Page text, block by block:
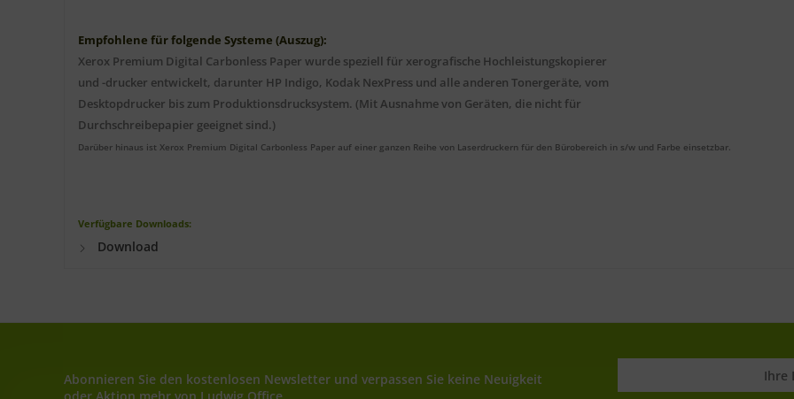
Empfohlene für folgende Systeme (Auszug):
Xerox Premium Digital Carbonless Paper wurde speziell für xerografische Hochleistungskopierer
und -drucker entwickelt, darunter HP Indigo, Kodak NexPress und alle anderen Tonergeräte, vom
Desktopdrucker bis zum Produktionsdrucksystem. (Mit Ausnahme von Geräten, die nicht für
Durchschreibepapier geeignet sind.)
Darüber hinaus ist Xerox Premium Digital Carbonless Paper auf einer ganzen Reihe von Laserdruckern für den Bürobereich in s/w und Farbe einsetzbar.
Verfügbare Downloads:
Download
Abonnieren Sie den kostenlosen Newsletter und verpassen Sie keine Neuigkeit